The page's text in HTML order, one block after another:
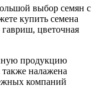
выбор семян с
купить семена
гавриш, цветочная
продукцию
налажена
компаний